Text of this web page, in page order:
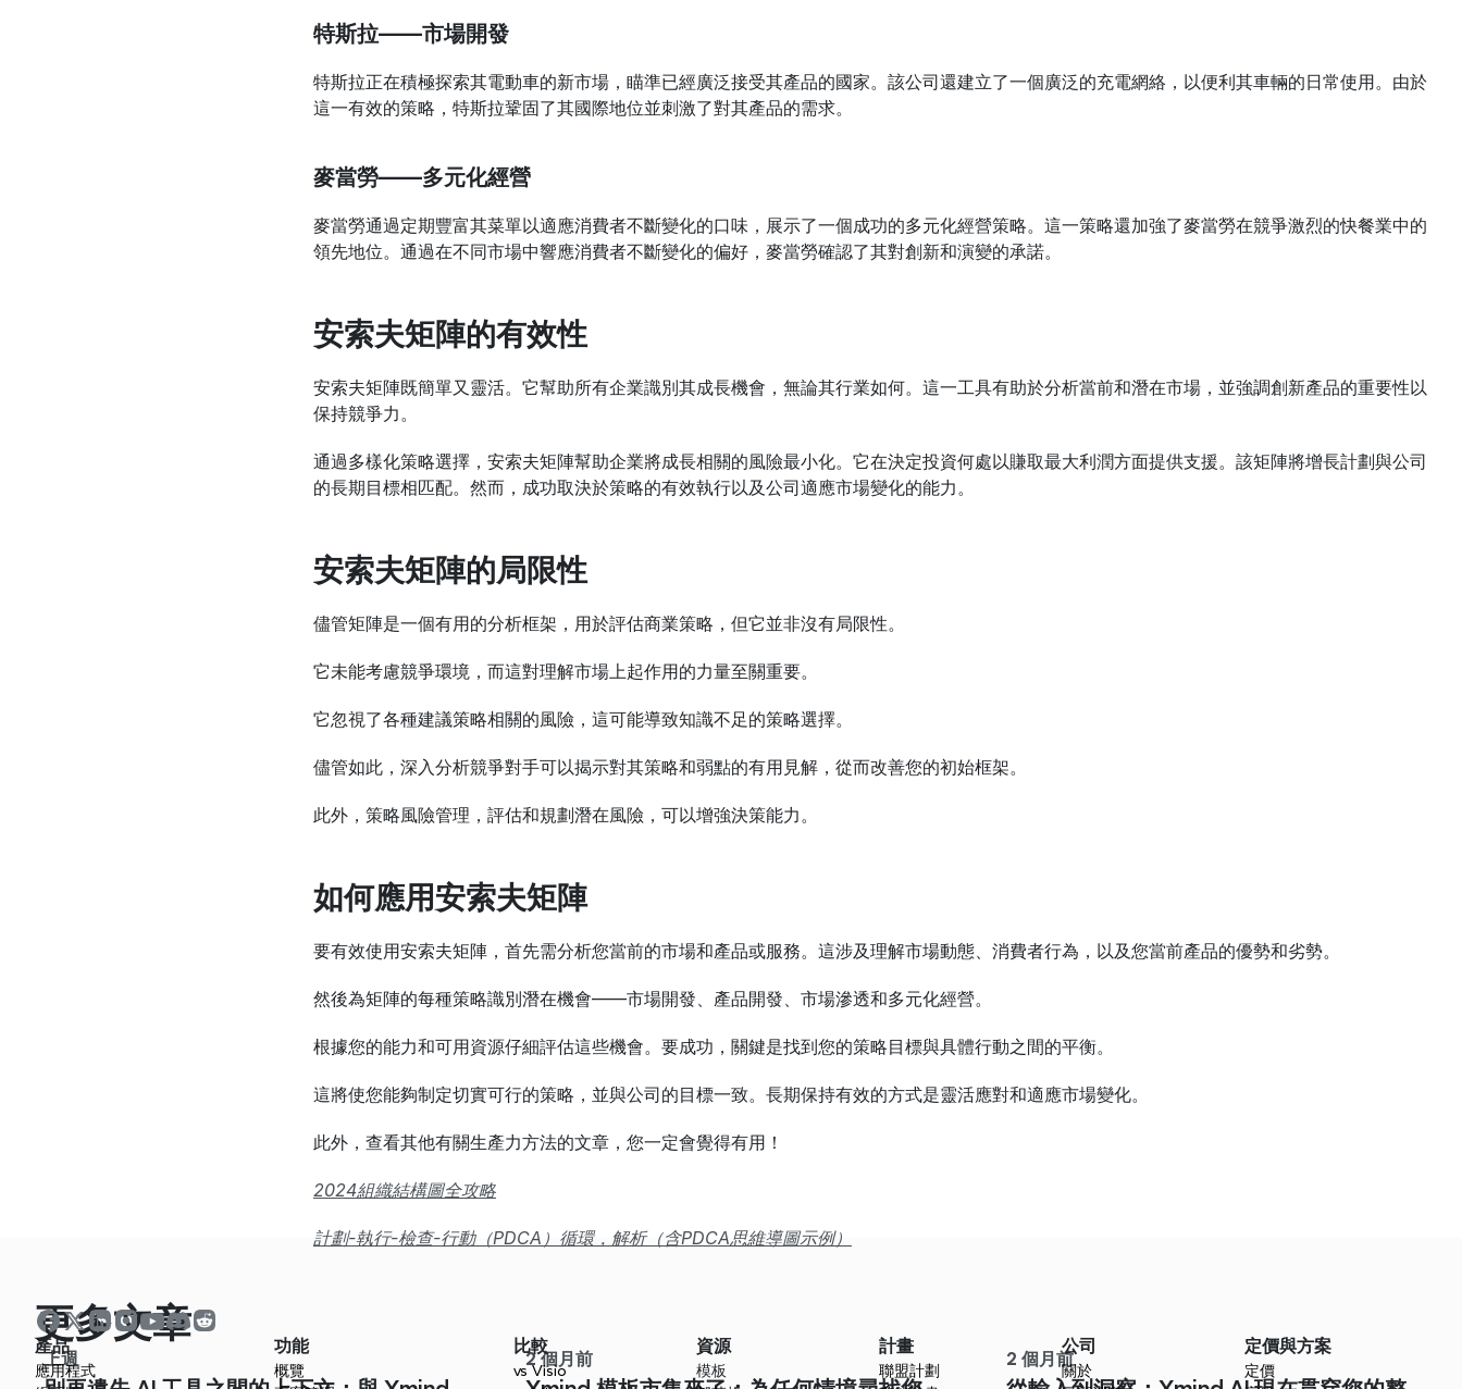
特斯拉——市場開發
特斯拉正在積極探索其電動車的新市場，瞄準已經廣泛接受其產品的國家。該公司還建立了一個廣泛的充電網絡，以便利其車輛的日常使用。由於
這一有效的策略，特斯拉鞏固了其國際地位並刺激了對其產品的需求。
麥當勞——多元化經營
麥當勞通過定期豐富其菜單以適應消費者不斷變化的口味，展示了一個成功的多元化經營策略。這一策略還加強了麥當勞在競爭激烈的快餐業中的
領先地位。通過在不同市場中響應消費者不斷變化的偏好，麥當勞確認了其對創新和演變的承諾。
安索夫矩陣的有效性
安索夫矩陣既簡單又靈活。它幫助所有企業識別其成長機會，無論其行業如何。這一工具有助於分析當前和潛在市場，並強調創新產品的重要性以
保持競爭力。
通過多樣化策略選擇，安索夫矩陣幫助企業將成長相關的風險最小化。它在決定投資何處以賺取最大利潤方面提供支援。該矩陣將增長計劃與公司
的長期目標相匹配。然而，成功取決於策略的有效執行以及公司適應市場變化的能力。
安索夫矩陣的局限性
儘管矩陣是一個有用的分析框架，用於評估商業策略，但它並非沒有局限性。
它未能考慮競爭環境，而這對理解市場上起作用的力量至關重要。
它忽視了各種建議策略相關的風險，這可能導致知識不足的策略選擇。
儘管如此，深入分析競爭對手可以揭示對其策略和弱點的有用見解，從而改善您的初始框架。
此外，策略風險管理，評估和規劃潛在風險，可以增強決策能力。
如何應用安索夫矩陣
要有效使用安索夫矩陣，首先需分析您當前的市場和產品或服務。這涉及理解市場動態、消費者行為，以及您當前產品的優勢和劣勢。
然後為矩陣的每種策略識別潛在機會——市場開發、產品開發、市場滲透和多元化經營。
根據您的能力和可用資源仔細評估這些機會。要成功，關鍵是找到您的策略目標與具體行動之間的平衡。
這將使您能夠制定切實可行的策略，並與公司的目標一致。長期保持有效的方式是靈活應對和適應市場變化。
此外，查看其他有關生產力方法的文章，您一定會覺得有用！
2024組織結構圖全攻略
計劃-執行-檢查-行動（PDCA）循環，解析（含PDCA思維導圖示例）
更多文章
上週 2 個月前 2 個月前
產品
應用程式
功能
概覽
比較
vs Visio
資源
模板
計畫
聯盟計劃
公司
關於
定價與方案
定價